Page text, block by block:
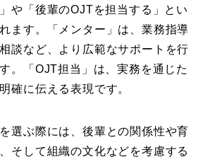
や「後輩のOJTを担当する」とい
ます。「メンター」は、業務指導
談など、より広範なサポートを行
。「OJT担当」は、実務を通じた
確に伝える表現です。
選ぶ際には、後輩との関係性や育
そして組織の文化などを考慮する